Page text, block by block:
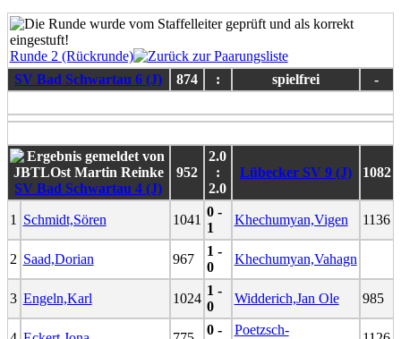
Runde 2 (Rückrunde)
SV Bad Schwartau 6 (J)
874 : spielfrei -
SV Bad Schwartau 4 (J)
952
2.0
:
2.0
Lübecker SV 9 (J) 1082
1 Schmidt,Sören 1041
0 -
1
Khechumyan,Vigen 1136
2 Saad,Dorian 967
1 -
0
Khechumyan,Vahagn
3 Engeln,Karl 1024
1 -
0
Widderich,Jan Ole 985
0 -
Poetzsch-